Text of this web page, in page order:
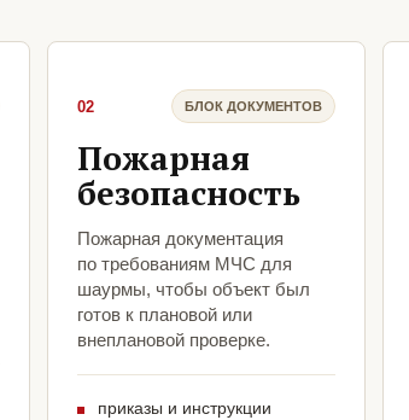
02 БЛОК ДОКУМЕНТОВ
Пожарная
безопасность
Пожарная документация
по требованиям МЧС для
шаурмы, чтобы объект был
готов к плановой или
внеплановой проверке.
приказы и инструкции